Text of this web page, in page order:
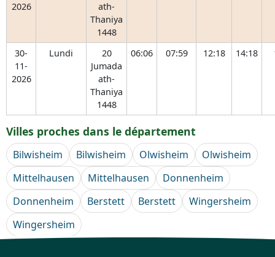
2026
ath-
Thaniya
1448
30-
11-
2026
Lundi
20
Jumada
ath-
Thaniya
1448
06:06 07:59 12:18 14:18
Villes proches dans le département
Bilwisheim Bilwisheim Olwisheim
Olwisheim
Mittelhausen
Mittelhausen
Donnenheim
Donnenheim
Berstett Berstett
Wingersheim
Wingersheim